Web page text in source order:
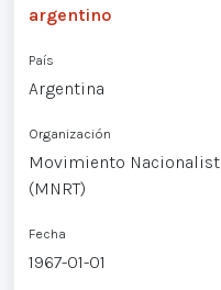
argentino
País
Argentina
Organización
Movimiento
(MNRT)
Fecha
1967-01-01